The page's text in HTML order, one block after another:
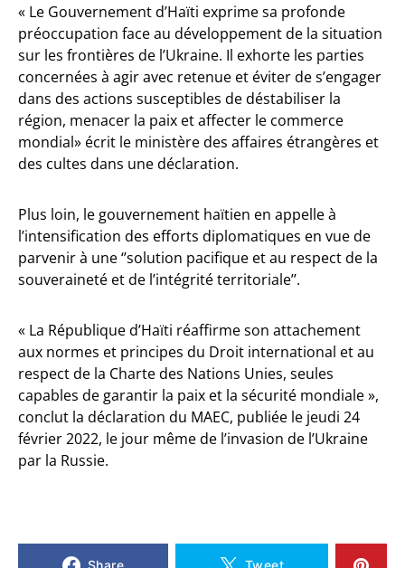
« Le Gouvernement d’Haïti exprime sa profonde
préoccupation face au développement de la situation
sur les frontières de l’Ukraine. Il exhorte les parties
concernées à agir avec retenue et éviter de s’engager
dans des actions susceptibles de déstabiliser la
région, menacer la paix et affecter le commerce
mondial» écrit le ministère des affaires étrangères et
des cultes dans une déclaration.
Plus loin, le gouvernement haïtien en appelle à
l’intensification des efforts diplomatiques en vue de
parvenir à une ‘’solution pacifique et au respect de la
souveraineté et de l’intégrité territoriale’’.
« La République d’Haïti réaffirme son attachement
aux normes et principes du Droit international et au
respect de la Charte des Nations Unies, seules
capables de garantir la paix et la sécurité mondiale »,
conclut la déclaration du MAEC, publiée le jeudi 24
février 2022, le jour même de l’invasion de l’Ukraine
par la Russie.
Share Tweet